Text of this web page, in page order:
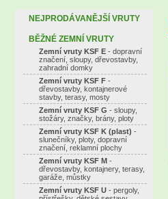
NEJPRODÁVANĚJŠÍ VRUTY
BĚŽNÉ ZEMNÍ VRUTY
Zemní vruty KSF E - dopravní
značení, sloupy, dřevostavby,
zahradní domky
Zemní vruty KSF F -
dřevostavby, kontajnerové
stavby, terasy, mosty
Zemní vruty KSF G - sloupy,
stožáry, značky, brány, ploty
Zemní vruty KSF K (plast) -
slunečníky, ploty, dopravní
značení, reklamní plochy
Zemní vruty KSF M -
dřevostavby, kontajnery, terasy,
garáže, můstky
Zemní vruty KSF U - pergoly,